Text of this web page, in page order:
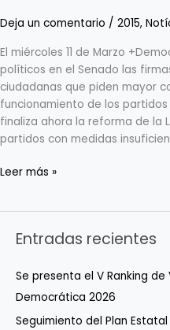
Deja un comentario / 2015,
El miércoles 11 de Marzo
políticos en el Senado las
ciudadanas que piden mayor
funcionamiento de los partidos
finaliza ahora la reforma de la
partidos con medidas
su
Leer más »
Entradas recientes
Se presenta el V Ranking de
Democrática 2026
Seguimiento del Plan